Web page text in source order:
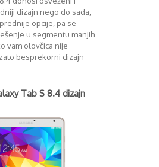
Septembar 2013
Oktobar 2013
Novembar 2013
Januar 2014
April 2014
dizajn nego do sada,
opcije, pa se
u segmentu manjih
vam olovčica nije
besprekorni dizajn
Tab S 8.4 dizajn